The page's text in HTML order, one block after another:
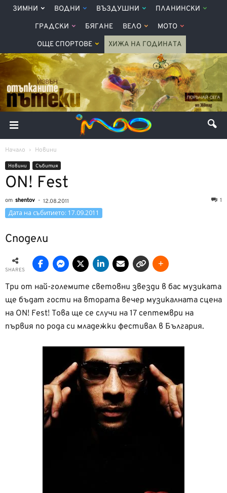
ЗИМНИ ВОДНИ ВЪЗДУШНИ ПЛАНИНСКИ
ГРАДСКИ БЯГАНЕ ВЕЛО МОТО
ОЩЕ СПОРТОВЕ ХИЖА НА ГОДИНАТА
Начало Новини
Новини Събития
ON! Fest
от shentov - 12.08.2011 1
Дата на събитието: 17.09.2011
Сподели
SHARES
Три от най-големите световни звезди в бас музиката
ще бъдат гости на втората вечер музикалната сцена
на ON! Fest! Това ще се случи на 17 септември на
първия по рода си младежки фестивал в България.